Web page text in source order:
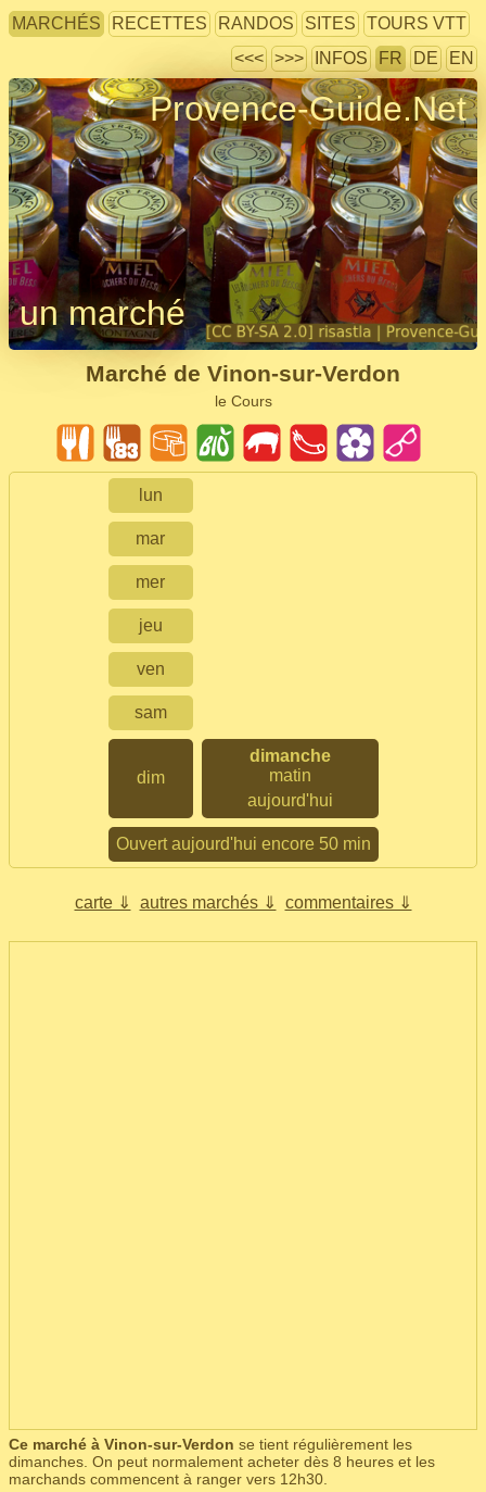
MARCHÉS RECETTES RANDOS SITES
TOURS VTT
<<< >>> INFOS FR DE EN
Provence-Guide.Net
un marché
Marché de Vinon-sur-Verdon
le Cours
lun
mar
mer
jeu
ven
sam
dim
dimanche
matin
aujourd'hui
Ouvert aujourd'hui encore 50 min
carte ⇓ autres marchés ⇓ commentaires ⇓
Ce marché à Vinon-sur-Verdon se tient régulièrement les
dimanches. On peut normalement acheter dès 8 heures et les
marchands commencent à ranger vers 12h30.